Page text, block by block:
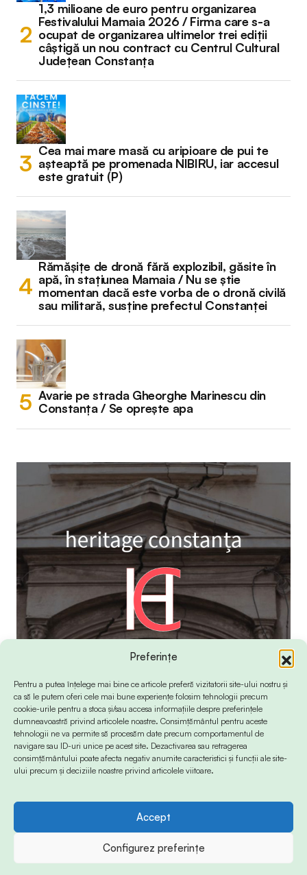
Preferințe
Pentru a putea înțelege mai bine ce articole preferă vizitatorii site-ului nostru și
ca să le putem oferi cele mai bune experiențe folosim tehnologii precum
cookie-urile pentru a stoca și/sau accesa informațiile despre preferințele
dumneavoastră privind articolele noastre. Consimțământul pentru aceste
tehnologii ne va permite să procesăm date precum comportamentul de
navigare sau ID-uri unice pe acest site. Dezactivarea sau retragerea
consimțământului poate afecta negativ anumite caracteristici și funcții ale site-
ului precum și deciziile noastre privind articolele viitoare.
Accept
Configurez preferințe
1,3 milioane de euro pentru organizarea
Festivalului Mamaia 2026 / Firma care s-a
ocupat de organizarea ultimelor trei ediții
câștigă un nou contract cu Centrul Cultural
Județean Constanța
Cea mai mare masă cu aripioare de pui te
așteaptă pe promenada NIBIRU, iar accesul
este gratuit (P)
Rămășițe de dronă fără explozibil, găsite în
apă, în stațiunea Mamaia / Nu se știe
momentan dacă este vorba de o dronă civilă
sau militară, susține prefectul Constanței
Avarie pe strada Gheorghe Marinescu din
Constanța / Se oprește apa
© 2024 Info-Sud-Est. All Rights Reserved.